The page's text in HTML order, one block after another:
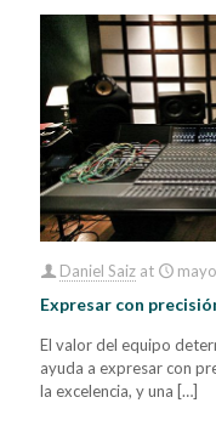
Daniel Saiz at
Expresar con
El valor del equipo
ayuda a expresar con
la excelencia, y una […]